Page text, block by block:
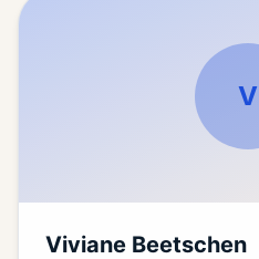
V
Viviane Beetschen